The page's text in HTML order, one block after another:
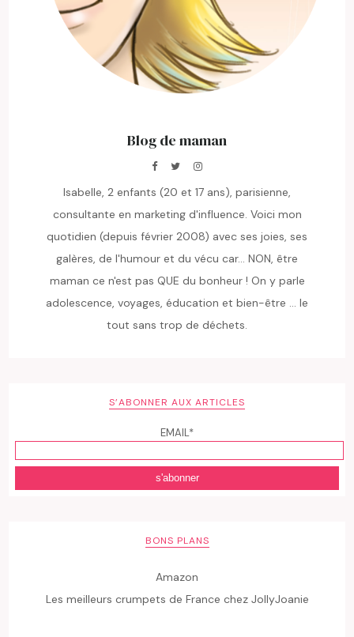
Blog de maman
Isabelle, 2 enfants (20 et 17 ans), parisienne,
consultante en marketing d'influence. Voici mon
quotidien (depuis février 2008) avec ses joies, ses
galères, de l'humour et du vécu car... NON, être
maman ce n'est pas QUE du bonheur ! On y parle
adolescence, voyages, éducation et bien-être ... le
tout sans trop de déchets.
S’ABONNER AUX ARTICLES
EMAIL*
BONS PLANS
Amazon
Les meilleurs crumpets de France chez JollyJoanie